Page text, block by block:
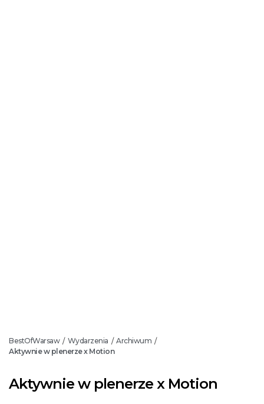
BestOfWarsaw / Wydarzenia / Archiwum /
Aktywnie w plenerze x Motion
Aktywnie w plenerze x Motion